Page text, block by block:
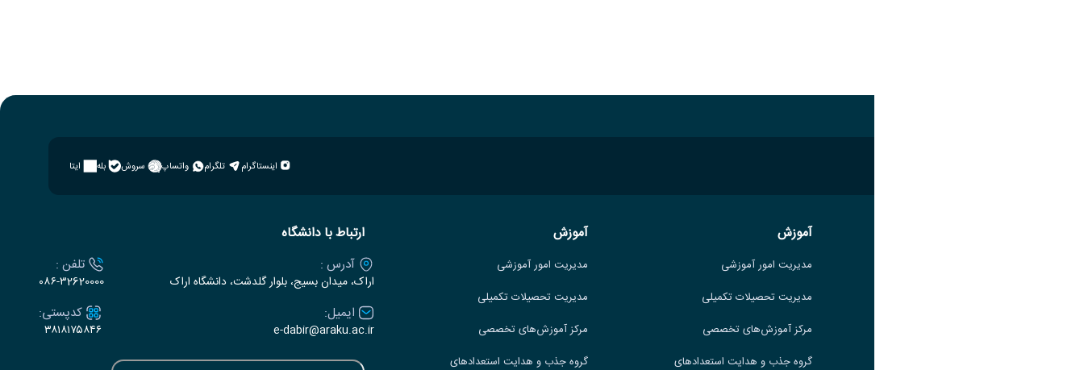
اینستاگرام تلگرام واتساپ سروش بله ایتا
آموزش
مدیریت امور آموزشی
مدیریت تحصیلات تکمیلی
مرکز آموزش‌های تخصصی
گروه جذب و هدایت استعدادهای
آموزش
مدیریت امور آموزشی
مدیریت تحصیلات تکمیلی
مرکز آموزش‌های تخصصی
گروه جذب و هدایت استعدادهای
ارتباط با دانشگاه
آدرس :
اراک، میدان بسیج، بلوار گلدشت، دانشگاه اراک
تلفن :
۰۸۶-۳2620000
ایمیل:
e-dabir@araku.ac.ir
کدپستی:
۳۸۱۸۱۷۵۸۴۶